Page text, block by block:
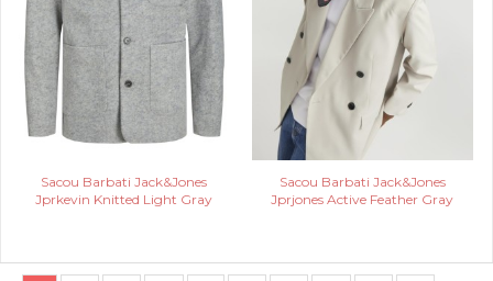
Sacou Barbati Jack&Jones
Jprkevin Knitted Light Gray
Sacou Barbati Jack&Jones
Jprjones Active Feather Gray